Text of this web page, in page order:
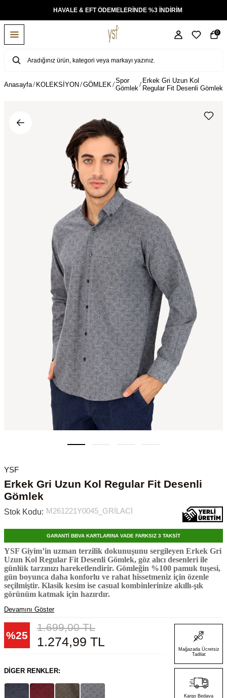
HAVALE & EFT ÖDEMELERİNDE %3 İNDİRİM
0
Anasayfa KOLEKSİYON GÖMLEK Spor
Gömlek
Erkek Gri Uzun Kol
Regular Fit Desenli Gömlek
YSF
Erkek Gri Uzun Kol Regular Fit Desenli
Gömlek
Stok Kodu: M261221Y0045_GRİLACİ
GARANTİ BBVA KARTLARINA VADE FARKSIZ 3 TAKSİT
YSF Giyim’in uzman terzilik dokunuşunu sergileyen Erkek Gri
Uzun Kol Regular Fit Desenli Gömlek, göz alıcı desenleri ile
günlük tarzınızı hareketlendirir. Gömleğin %100 pamuk tuşesi,
gün boyunca daha konforlu ve rahat hissetmeniz için özenle
seçilmiştir. Klasik kesim ise casual kombinlerinize akıllı-şık
görünüm katmak için hazırdır.
Devamını Göster
%25
1.699,00TL
1.274,99 TL
DIGER RENKLER:
Mağazada Ücretsiz
Tadilat
Kargo Bedava